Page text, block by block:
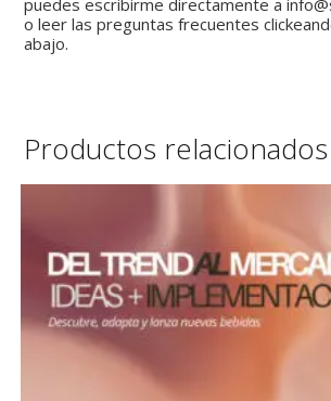
o leer las preguntas frecuentes
abajo.
Productos relacionados